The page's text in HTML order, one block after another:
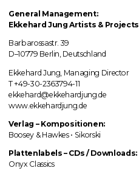
General Management:
Ekkehard Jung Artists & Projects
Barbarossastr. 39
D–10779 Berlin, Deutschland
Ekkehard Jung, Managing Director
T +49-30-2363794-11
ekkehard@ekkehardjung.de
www.ekkehardjung.de
Verlag –Kompositionen:
Boosey & Hawkes • Sikorski
Plattenlabels– CDs / Downloads:
Onyx Classics